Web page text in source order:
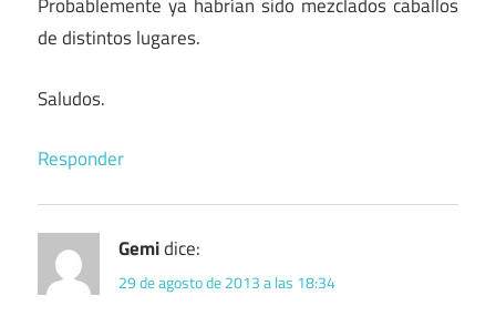
de distintos lugares.
Saludos.
Responder
Gemidice:
29 de agosto de 2013 a las 18:34